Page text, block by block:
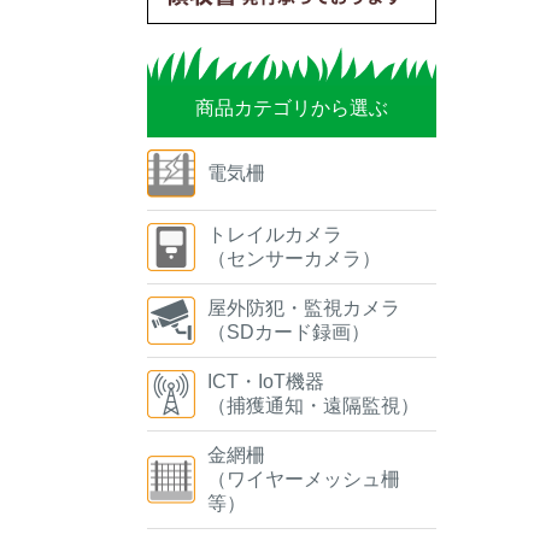
商品カテゴリから選ぶ
電気柵
トレイルカメラ
（センサーカメラ）
屋外防犯・監視カメラ
（SDカード録画）
ICT・IoT機器
（捕獲通知・遠隔監視）
金網柵
（ワイヤーメッシュ柵
等）